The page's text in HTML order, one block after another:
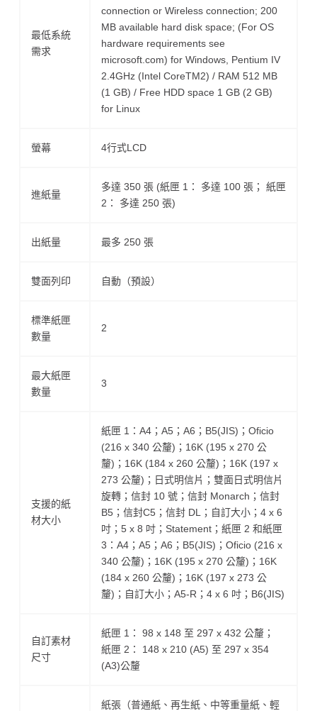
最低系統
需求
connection or Wireless connection; 200
MB available hard disk space; (For OS
hardware requirements see
microsoft.com) for Windows, Pentium IV
2.4GHz (Intel CoreTM2) / RAM 512 MB
(1 GB) / Free HDD space 1 GB (2 GB)
for Linux
螢幕 4行式LCD
進紙量
多達 350 張 (紙匣 1： 多達 100 張； 紙匣
2： 多達 250 張)
出紙量 最多 250 張
雙面列印 自動（預設）
標準紙匣
數量
2
最大紙匣
數量
3
支援的紙
材大小
紙匣 1：A4；A5；A6；B5(JIS)；Oficio
(216 x 340 公釐)；16K (195 x 270 公
釐)；16K (184 x 260 公釐)；16K (197 x
273 公釐)；日式明信片；雙面日式明信片
旋轉；信封 10 號；信封 Monarch；信封
B5；信封C5；信封 DL；自訂大小；4 x 6
吋；5 x 8 吋；Statement；紙匣 2 和紙匣
3：A4；A5；A6；B5(JIS)；Oficio (216 x
340 公釐)；16K (195 x 270 公釐)；16K
(184 x 260 公釐)；16K (197 x 273 公
釐)；自訂大小；A5-R；4 x 6 吋；B6(JIS)
自訂素材
尺寸
紙匣 1： 98 x 148 至 297 x 432 公釐；
紙匣 2： 148 x 210 (A5) 至 297 x 354
(A3)公釐
紙張（普通紙、再生紙、中等重量紙、輕